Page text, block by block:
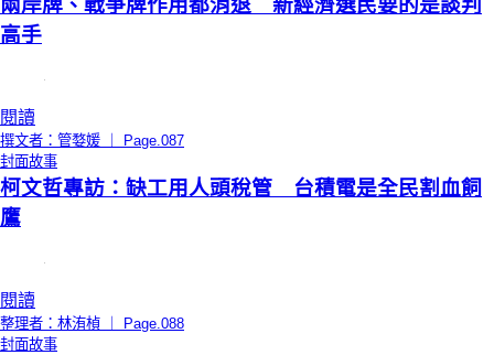
兩岸牌、戰爭牌作用都消退 新經濟選民要的是談判
高手
閱讀
撰文者：管婺媛 ｜ Page.087
封面故事
柯文哲專訪：缺工用人頭稅管 台積電是全民割血飼
鷹
閱讀
整理者：林洧楨 ｜ Page.088
封面故事